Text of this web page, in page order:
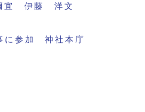
宜 伊藤 洋文
に参加 神社本庁